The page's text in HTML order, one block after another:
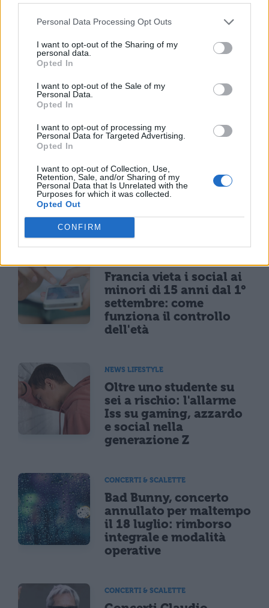
Personal Data Processing Opt Outs
I want to opt-out of the Sharing of my
personal data.
Opted In
I want to opt-out of the Sale of my
Personal Data.
Opted In
I want to opt-out of processing my
Personal Data for Targeted Advertising.
Opted In
I want to opt-out of Collection, Use,
Retention, Sale, and/or Sharing of my
Personal Data that Is Unrelated with the
Purposes for which it was collected.
Opted Out
CONFIRM
Gloria” e “Before The Lobotomy
quest’anno e, notizia ancora più
interessante, voci di corridoio confermano
per la prossima estate, al fianco dei
neoritrovati
Blink182
TI POTREBBE INTERESSARE
Francia vieta i social ai
minori di 15 anni dal 1°
settembre: come
funziona il controllo
dell'età
NEWS LIFESTYLE
Oltre uno studente su
sei a rischio: l'allarme
Iss su gaming, azzardo
e social nella
generazione Z
CONCERTI & SCALETTE
Bad Bunny, concerto
annullato per maltempo
il 18 luglio: rimborso
integrale e modalità
operative
CONCERTI & SCALETTE